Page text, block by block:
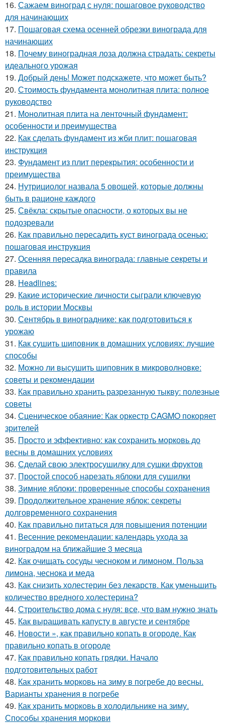
16. Сажаем виноград с нуля: пошаговое руководство
для начинающих
17. Пошаговая схема осенней обрезки винограда для
начинающих
18. Почему виноградная лоза должна страдать: секреты
идеального урожая
19. Добрый день! Может подскажете, что может быть?
20. Стоимость фундамента монолитная плита: полное
руководство
21. Монолитная плита на ленточный фундамент:
особенности и преимущества
22. Как сделать фундамент из жби плит: пошаговая
инструкция
23. Фундамент из плит перекрытия: особенности и
преимущества
24. Нутрициолог назвала 5 овощей, которые должны
быть в рационе каждого
25. Свёкла: скрытые опасности, о которых вы не
подозревали
26. Как правильно пересадить куст винограда осенью:
пошаговая инструкция
27. Осенняя пересадка винограда: главные секреты и
правила
28. Headlines:
29. Какие исторические личности сыграли ключевую
роль в истории Москвы
30. Сентябрь в винограднике: как подготовиться к
урожаю
31. Как сушить шиповник в домашних условиях: лучшие
способы
32. Можно ли высушить шиповник в микроволновке:
советы и рекомендации
33. Как правильно хранить разрезанную тыкву: полезные
советы
34. Сценическое обаяние: Как оркестр CAGMO покоряет
зрителей
35. Просто и эффективно: как сохранить морковь до
весны в домашних условиях
36. Сделай свою электросушилку для сушки фруктов
37. Простой способ нарезать яблоки для сушилки
38. Зимние яблоки: проверенные способы сохранения
39. Продолжительное хранение яблок: секреты
долговременного сохранения
40. Как правильно питаться для повышения потенции
41. Весенние рекомендации: календарь ухода за
виноградом на ближайшие 3 месяца
42. Как очищать сосуды чесноком и лимоном. Польза
лимона, чеснока и меда
43. Как снизить холестерин без лекарств. Как уменьшить
количество вредного холестерина?
44. Строительство дома с нуля: все, что вам нужно знать
45. Как выращивать капусту в августе и сентябре
46. Новости », как правильно копать в огороде. Как
правильно копать в огороде
47. Как правильно копать грядки. Начало
подготовительных работ
48. Как хранить морковь на зиму в погребе до весны.
Варианты хранения в погребе
49. Как хранить морковь в холодильнике на зиму.
Способы хранения моркови